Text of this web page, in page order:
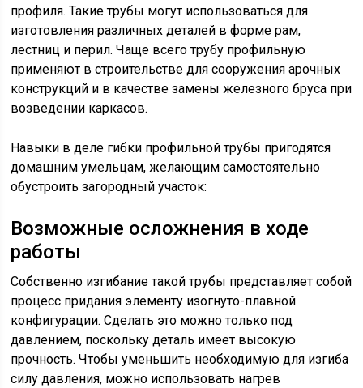
профиля. Такие трубы могут использоваться для
изготовления различных деталей в форме рам,
лестниц и перил. Чаще всего трубу профильную
применяют в строительстве для сооружения арочных
конструкций и в качестве замены железного бруса при
возведении каркасов.
Навыки в деле гибки профильной трубы пригодятся
домашним умельцам, желающим самостоятельно
обустроить загородный участок:
Возможные осложнения в ходе
работы
Собственно изгибание такой трубы представляет собой
процесс придания элементу изогнуто-плавной
конфигурации. Сделать это можно только под
давлением, поскольку деталь имеет высокую
прочность. Чтобы уменьшить необходимую для изгиба
силу давления, можно использовать нагрев